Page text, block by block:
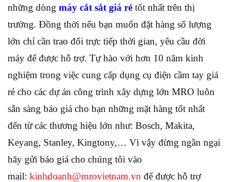
những dòng máy cắt sắt giá rẻ tốt nhất trên thị
trường. Đồng thời nếu bạn muốn đặt hàng số lượng
lớn chỉ cần trao đổi trực tiếp thời gian, yêu cầu đời
máy để được hỗ trợ. Tự hào với hơn 10 năm kinh
nghiệm trong việc cung cấp dụng cụ điện cầm tay giá
rẻ cho các dự án công trình xây dựng lớn MRO luôn
sẵn sàng báo giá cho bạn những mặt hàng tốt nhất
đến từ các thương hiệu lớn như: Bosch, Makita,
Keyang, Stanley, Kingtony,… Vì vậy đừng ngần ngại
hãy gửi báo giá cho chúng tôi vào
mail: kinhdoanh@mrovietnam.vn để được hỗ trợ